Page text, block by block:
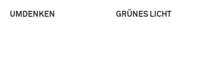
UMDENKEN GRÜNES LICHT